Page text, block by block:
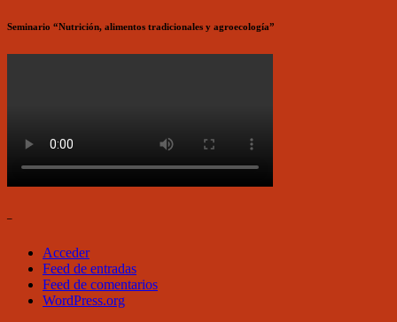
Seminario “Nutrición, alimentos tradicionales y agroecología”
–
Acceder
Feed de entradas
Feed de comentarios
WordPress.org